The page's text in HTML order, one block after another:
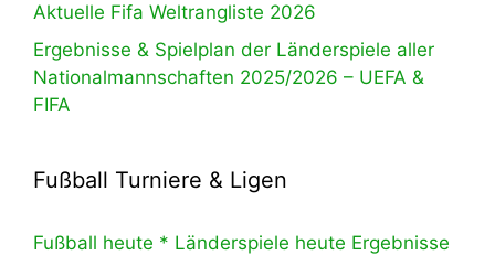
Aktuelle Fifa Weltrangliste 2026
Ergebnisse & Spielplan der Länderspiele aller
Nationalmannschaften 2025/2026 – UEFA &
FIFA
Fußball Turniere & Ligen
Fußball heute * Länderspiele heute Ergebnisse